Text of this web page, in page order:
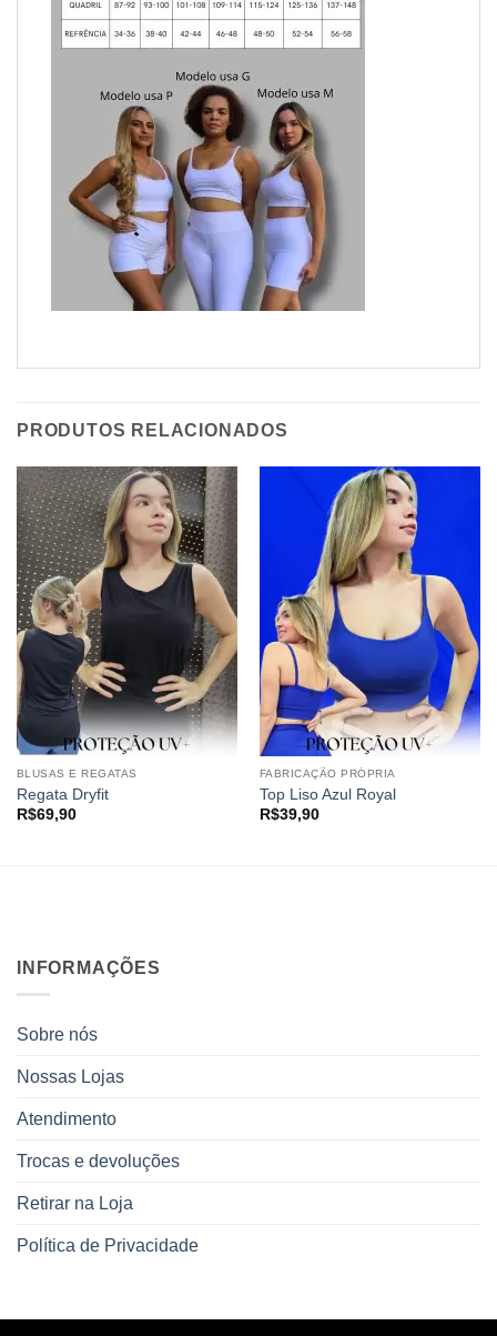
PRODUTOS RELACIONADOS
BLUSAS E REGATAS
Regata Dryfit
R$69,90
FABRICAÇÃO PRÓPRIA
Top Liso Azul Royal
R$39,90
INFORMAÇÕES
Sobre nós
Nossas Lojas
Atendimento
Trocas e devoluções
Retirar na Loja
Política de Privacidade